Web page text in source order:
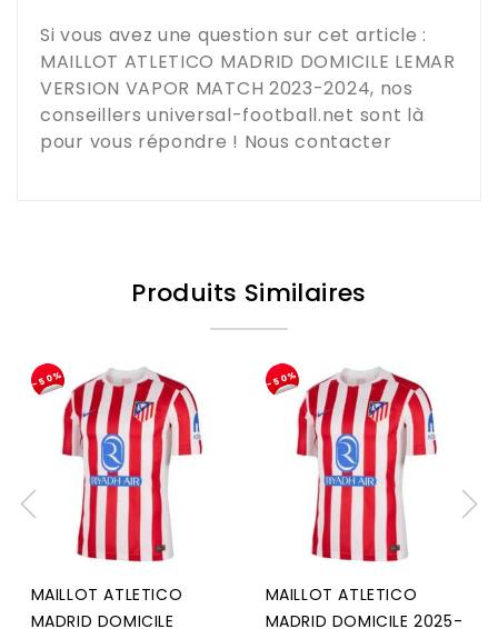
Si vous avez une question sur cet article :
MAILLOT ATLETICO MADRID DOMICILE LEMAR
VERSION VAPOR MATCH 2023-2024, nos
conseillersuniversal-football.net sont là
pour vous répondre ! Nous contacter
Produits Similaires
-50%
MAILLOT ATLETICO
MADRID DOMICILE
-50%
MAILLOT ATLETICO
MADRID DOMICILE 2025-